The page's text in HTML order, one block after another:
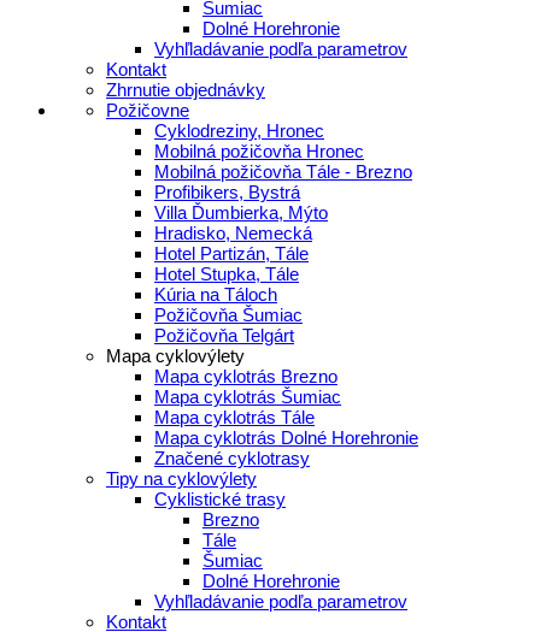
Šumiac
Dolné Horehronie
Vyhľladávanie podľa parametrov
Kontakt
Zhrnutie objednávky
Požičovne
Cyklodreziny, Hronec
Mobilná požičovňa Hronec
Mobilná požičovňa Tále - Brezno
Profibikers, Bystrá
Villa Ďumbierka, Mýto
Hradisko, Nemecká
Hotel Partizán, Tále
Hotel Stupka, Tále
Kúria na Táloch
Požičovňa Šumiac
Požičovňa Telgárt
Mapa cyklovýlety
Mapa cyklotrás Brezno
Mapa cyklotrás Šumiac
Mapa cyklotrás Tále
Mapa cyklotrás Dolné Horehronie
Značené cyklotrasy
Tipy na cyklovýlety
Cyklistické trasy
Brezno
Tále
Šumiac
Dolné Horehronie
Vyhľladávanie podľa parametrov
Kontakt